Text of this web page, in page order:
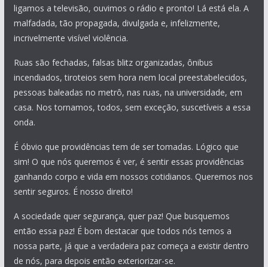
ligamos a televisão, ouvimos o rádio e pronto! Lá está ela. A
malfadada, tão propagada, divulgada e, infelizmente,
incrivelmente visível violência.
Ruas são fechadas, falsas blitz organizadas, ônibus
incendiados, tiroteios sem hora nem local preestabelecidos,
pessoas baleadas no metrô, nas ruas, na universidade, em
casa. Nos tornamos, todos, sem exceção, suscetíveis a essa
onda.
É óbvio que providências tem de ser tomadas. Lógico que
sim! O que nós queremos é ver, é sentir essas providências
ganhando corpo e vida em nossos cotidianos. Queremos nos
sentir seguros. É nosso direito!
A sociedade quer segurança, quer paz! Que busquemos
então essa paz! É bom destacar que todos nós temos a
nossa parte, já que a verdadeira paz começa a existir dentro
de nós, para depois então exteriorizar-se.